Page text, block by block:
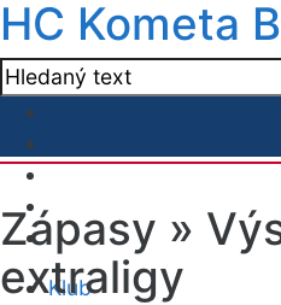
HC Kometa
Klub
Zápasy »
extraligy